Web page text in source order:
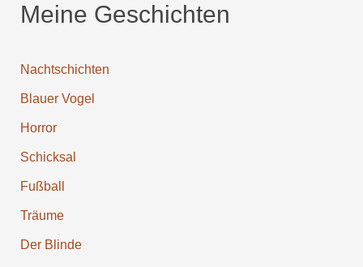
Meine Geschichten
Nachtschichten
Blauer Vogel
Horror
Schicksal
Fußball
Träume
Der Blinde